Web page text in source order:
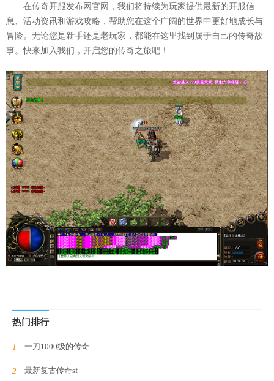
在传奇开服发布网官网，我们将持续为玩家提供最新的开服信
息、活动资讯和游戏攻略，帮助您在这个广阔的世界中更好地成长与
冒险。无论您是新手还是老玩家，都能在这里找到属于自己的传奇故
事。快来加入我们，开启您的传奇之旅吧！
热门排行
一刀1000级的传奇
最新复古传奇sf